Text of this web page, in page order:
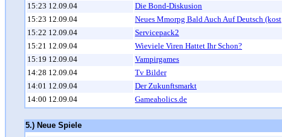
15:23 12.09.04
Die Bond-Diskusion
15:23 12.09.04
Neues Mmorpg Bald Auch Auf Deutsch (kost
15:22 12.09.04
Servicepack2
15:21 12.09.04
Wieviele Viren Hattet Ihr Schon?
15:19 12.09.04
Vampirgames
14:28 12.09.04
Tv Bilder
14:01 12.09.04
Der Zukunftsmarkt
14:00 12.09.04
Gameaholics.de
5.) Neue Spiele